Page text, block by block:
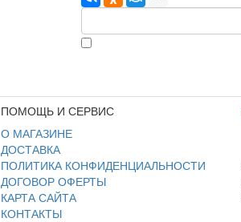
ПОМОЩЬ И СЕРВИС
О МАГАЗИНЕ
ДОСТАВКА
ПОЛИТИКА КОНФИДЕНЦИАЛЬНОСТИ
ДОГОВОР ОФЕРТЫ
КАРТА САЙТА
КОНТАКТЫ